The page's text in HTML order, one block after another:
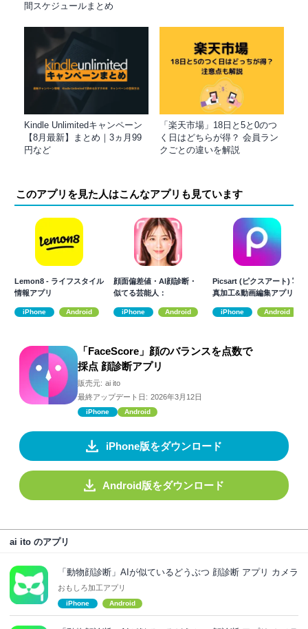
間スケジュールまとめ
Kindle Unlimitedキャンペーン
【8月最新】まとめ｜3ヵ月99
円など
「楽天市場」18日と5と0のつ
く日はどちらが得？ 会員ラン
クごとの違いを解説
このアプリを見た人はこんなアプリも見ています
Lemon8 - ライフスタイル
情報アプリ
iPhone Android
顔面偏差値・AI顔診断・
似てる芸能人：
iPhone Android
Picsart (ピクスアート) 写
真加工&動画編集アプリ
iPhone Android
「FaceScore」顔のバランスを点数で
採点 顔診断アプリ
販売元: ai ito
最終アップデート日: 2026年3月12日
iPhone Android
iPhone版をダウンロード
Android版をダウンロード
ai ito のアプリ
「動物顔診断」AIが似ているどうぶつ 顔診断 アプリ カメラ
おもしろ加工アプリ
iPhone Android